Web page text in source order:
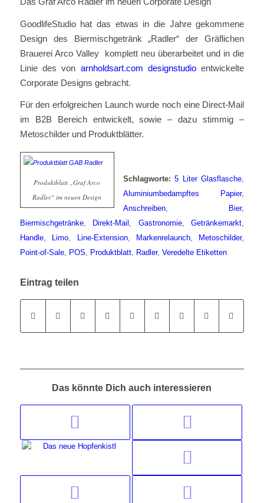
GoodlifeStudio hat das etwas in die Jahre gekommene
Design des Biermischgetränk „Radler“ der Gräflichen
Brauerei Arco Valley komplett neu überarbeitet und in die
Linie des von arnholdsart.com designstudio entwickelte
Corporate Designs gebracht.
Für den erfolgreichen Launch wurde noch eine Direct-Mail
im B2B Bereich entwickelt, sowie – dazu stimmig –
Metoschilder und Produktblätter.
Produktblatt „Graf Arco
Radler“ im neuen Design
Schlagworte: 5 Liter Glasflasche
Aluminiumbedampftes Papier,
Anschreiben, Bier,
Biermischgetränke, Direkt-Mail Gastronomie,Getränkemarkt
Handle, Limo Line-Extension, Markenrelaunch, Metoschilder,
Point-of-Sale, POS Produktblatt, Radler, Veredelte Etiketten
Eintrag teilen
Das könnte Dich auch interessieren